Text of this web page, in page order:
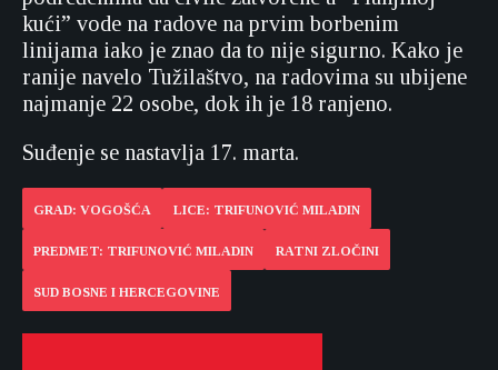
kući” vode na radove na prvim borbenim
linijama iako je znao da to nije sigurno. Kako je
ranije navelo Tužilaštvo, na radovima su ubijene
najmanje 22 osobe, dok ih je 18 ranjeno.
Suđenje se nastavlja 17. marta.
GRAD: VOGOŠĆA LICE: TRIFUNOVIĆ MILADIN
PREDMET: TRIFUNOVIĆ MILADIN RATNI ZLOČINI
SUD BOSNE I HERCEGOVINE